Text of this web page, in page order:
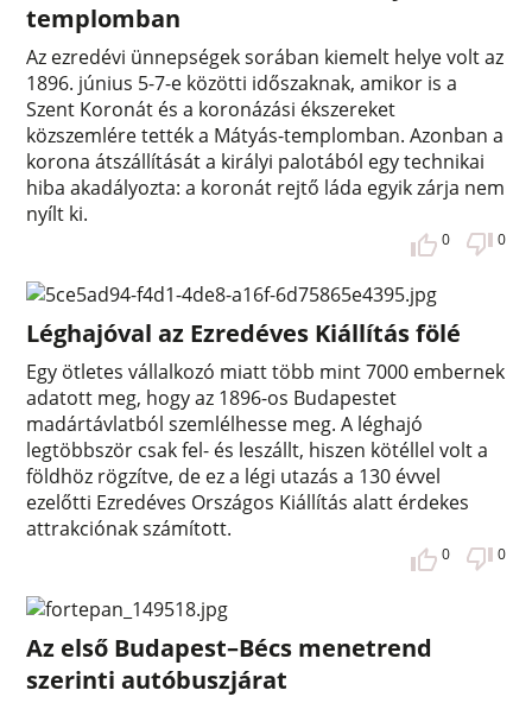
templomban
Az ezredévi ünnepségek sorában kiemelt helye volt az
1896. június 5-7-e közötti időszaknak, amikor is a
Szent Koronát és a koronázási ékszereket
közszemlére tették a Mátyás-templomban. Azonban a
korona átszállítását a királyi palotából egy technikai
hiba akadályozta: a koronát rejtő láda egyik zárja nem
nyílt ki.
0 0
Léghajóval az Ezredéves Kiállítás fölé
Egy ötletes vállalkozó miatt több mint 7000 embernek
adatott meg, hogy az 1896-os Budapestet
madártávlatból szemlélhesse meg. A léghajó
legtöbbször csak fel- és leszállt, hiszen kötéllel volt a
földhöz rögzítve, de ez a légi utazás a 130 évvel
ezelőtti Ezredéves Országos Kiállítás alatt érdekes
attrakciónak számított.
0 0
Az első Budapest–Bécs menetrend
szerinti autóbuszjárat